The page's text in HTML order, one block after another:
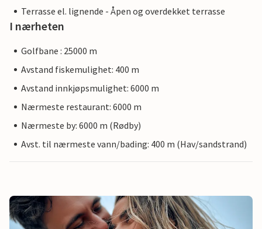
Terrasse el. lignende - Åpen og overdekket terrasse
I nærheten
Golfbane : 25000 m
Avstand fiskemulighet: 400 m
Avstand innkjøpsmulighet: 6000 m
Nærmeste restaurant: 6000 m
Nærmeste by: 6000 m (Rødby)
Avst. til nærmeste vann/bading: 400 m (Hav/sandstrand)